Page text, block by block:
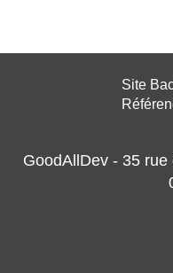
Site
GoodAllDev - 35